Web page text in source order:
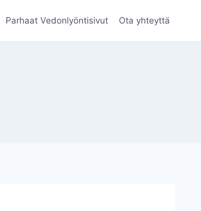
Parhaat Vedonlyöntisivut Ota yhteyttä